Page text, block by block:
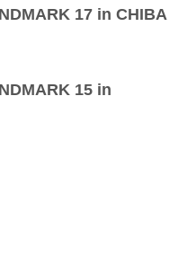
17 in CHIBA
15 in